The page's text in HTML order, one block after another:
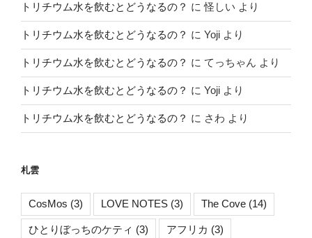
トリチウム水を飲むとどうなるの？ に怪しい より
トリチウム水を飲むとどうなるの？ に Yoji より
トリチウム水を飲むとどうなるの？ に てっちゃん より
トリチウム水を飲むとどうなるの？ に Yoji より
トリチウム水を飲むとどうなるの？ に さわ より
札雲
CosMos (3) LOVE NOTES (3) The Cove (14)
ひとりぼっちのケティ (3) アフリカ (3)